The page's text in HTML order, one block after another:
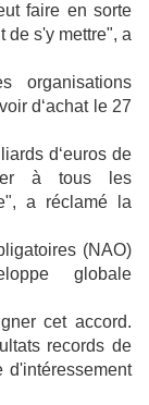
faire en sorte
de s'y mettre", a
organisations
d‘achat le 27
d‘euros de
à tous les
a réclamé la
(NAO)
globale
cet accord.
records de
d'intéressement